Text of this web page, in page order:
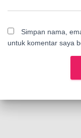
Simpan nama,
untuk komentar saya